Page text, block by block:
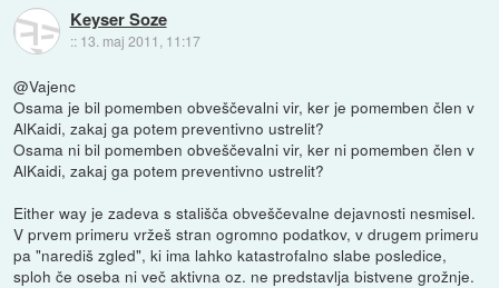
Keyser Soze
:: 13. maj 2011, 11:17
@Vajenc
Osama je bil pomemben obveščevalni vir, ker je pomemben člen v
AlKaidi, zakaj ga potem preventivno ustrelit?
Osama ni bil pomemben obveščevalni vir, ker ni pomemben člen v
AlKaidi, zakaj ga potem preventivno ustrelit?
Either way je zadeva s stališča obveščevalne dejavnosti nesmisel.
V prvem primeru vržeš stran ogromno podatkov, v drugem primeru
pa "narediš zgled", ki ima lahko katastrofalno slabe posledice,
sploh če oseba ni več aktivna oz. ne predstavlja bistvene grožnje.